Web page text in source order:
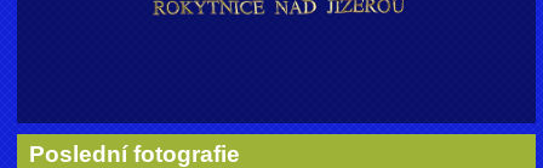
Poslední fotografie